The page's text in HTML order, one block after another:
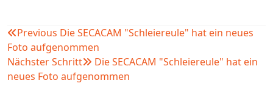
Beitragsnavigation
Previous Die SECACAM "Schleiereule" hat ein neues
Foto aufgenommen
Nächster Schritt
Die SECACAM "Schleiereule" hat ein
neues Foto aufgenommen